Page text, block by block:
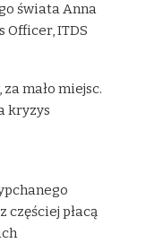
świata Anna
Officer, ITDS
mało miejsc.
kryzys
częściej płacą